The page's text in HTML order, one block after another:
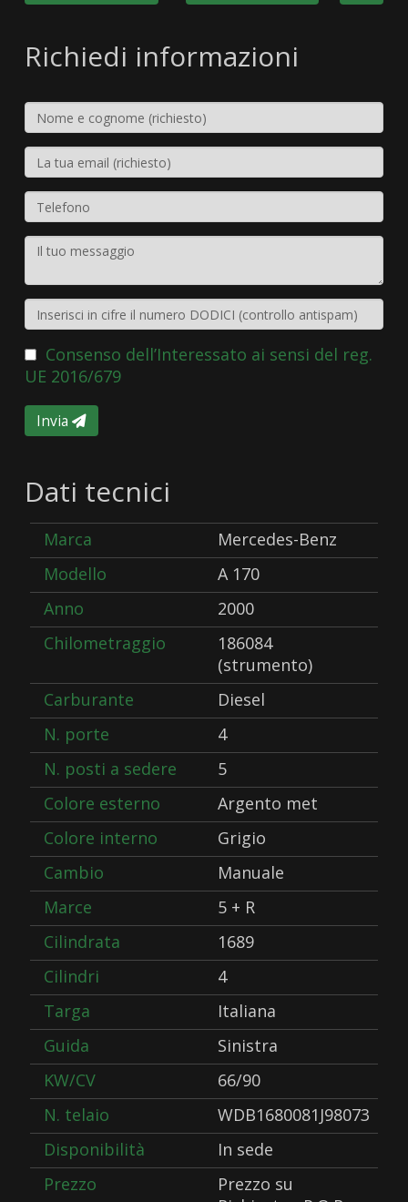
Richiedi informazioni
Consenso dell’Interessato ai sensi del reg.
UE 2016/679
Invia
Dati tecnici
Marca
Mercedes-Benz
Modello
A 170
Anno
2000
Chilometraggio
186084
(strumento)
Carburante
Diesel
N. porte
4
N. posti a sedere
5
Colore esterno
Argento met
Colore interno
Grigio
Cambio
Manuale
Marce
5 + R
Cilindrata
1689
Cilindri
4
Targa
Italiana
Guida
Sinistra
KW/CV
66/90
N. telaio
WDB1680081J98073
Disponibilità
In sede
Prezzo
Prezzo su